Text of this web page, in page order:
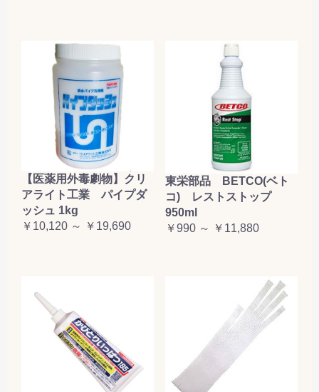
【医薬用外毒劇物】クリ
アライト工業 パイプダ
ッシュ 1kg
￥10,120 ～ ￥19,690
東栄部品 BETCO(ベト
コ) レストストップ
950ml
￥990 ～ ￥11,880